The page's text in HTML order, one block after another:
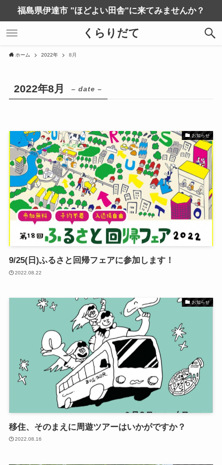
福島県伊達市 "ほどよい田舎"に来てみませんか？
くらりだて
ホーム 2022年 8月
2022年8月 – date –
お知らせ
9/25(日)ふるさと回帰フェアに参加します！
2022.08.22
お知らせ
移住、そのまえに周遊ツアーはいかがですか？
2022.08.16